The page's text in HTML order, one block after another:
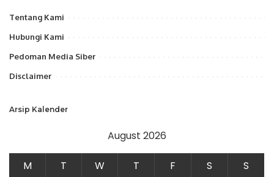
Tentang Kami
Hubungi Kami
Pedoman Media Siber
Disclaimer
Arsip Kalender
August 2026
M T W T F S
S